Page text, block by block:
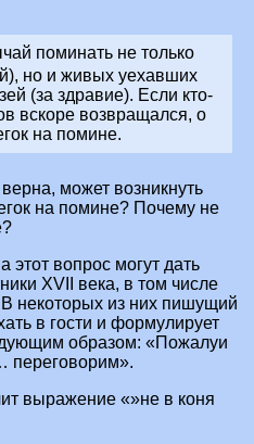
поминать не только
но и живых уехавших
(за здравие). Если кто-
вскоре возвращался, о
на помине.
может возникнуть
на помине? Почему не
этот вопрос могут дать
XVII века, в том числе
некоторых из них пишущий
в гости и формулирует
образом: «Пожалуи
переговорим».
выражение «»не в коня